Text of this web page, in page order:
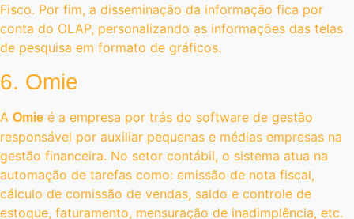
Fisco. Por fim, a disseminação da informação fica por
conta do OLAP, personalizando as informações das telas
de pesquisa em formato de gráficos.
6. Omie
A Omie é a empresa por trás do software de gestão
responsável por auxiliar pequenas e médias empresas na
gestão financeira. No setor contábil, o sistema atua na
automação de tarefas como: emissão de nota fiscal,
cálculo de comissão de vendas, saldo e controle de
estoque, faturamento, mensuração de inadimplência, etc.